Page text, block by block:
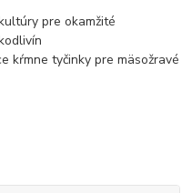
pre okamžité
kŕmne tyčinky pre mäsožravé